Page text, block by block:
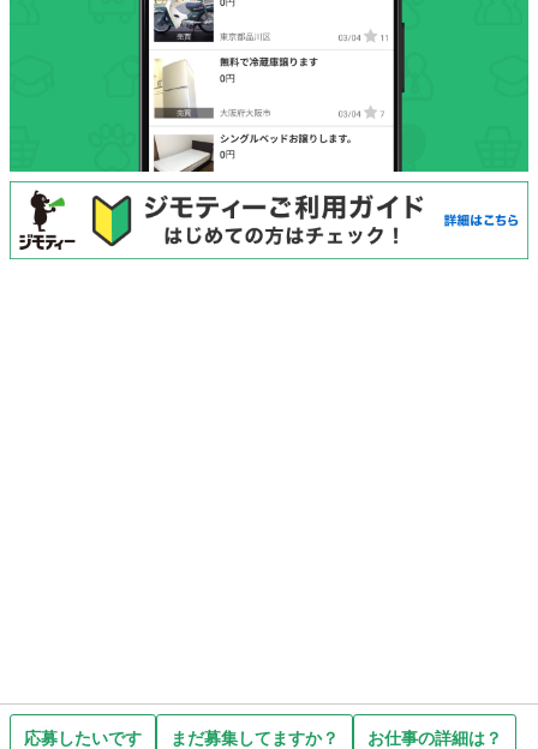
応募したいです まだ募集してますか？ お仕事の詳細は？